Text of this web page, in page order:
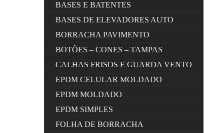
BASES E BATENTES
BASES DE ELEVADORES AUTO
BORRACHA PAVIMENTO
BOTÕES – CONES – TAMPAS
CALHAS FRISOS E GUARDA VENTO
EPDM CELULAR MOLDADO
EPDM MOLDADO
EPDM SIMPLES
FOLHA DE BORRACHA